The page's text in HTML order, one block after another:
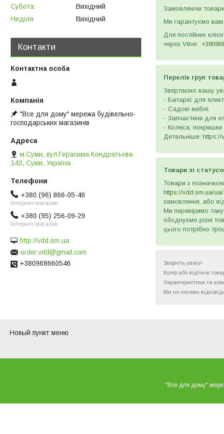
Замовляючи
Ми гарантуємо вам
Для постійних
через Viber
Перелік груп
Звертаємо вашу
- Батареї для
- Садові меблі;
- Запчастини для
- Колеса,
Детальніше:
Товари зі
Товари з
https://vdd.sm.ua/
замовлення, або
Ми перевіримо
обєднуємо різні
цього потрібно
Зверніть увагу!
Колір або відтінок
Характеристики та
Ми не несемо
Субота
Вихідний
Неділя
Вихідний
Контакти
"Все для дому" мережа будівельно-
господарських магазинів
м.Суми, вул.Герасима Кондратьєва
143, Суми, Україна
+380 (96) 866-05-46
Інтернет-магазин
+380 (95) 256-09-29
Інтернет-магазин
http://vdd.sm.ua
order.vdd@gmail.com
+380968660546
Новый пункт меню